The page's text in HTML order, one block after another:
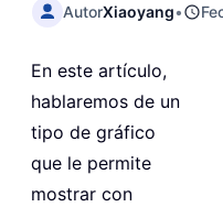
AutorXiaoyang•
En este artículo,
hablaremos de un
tipo de gráfico
que le permite
mostrar con